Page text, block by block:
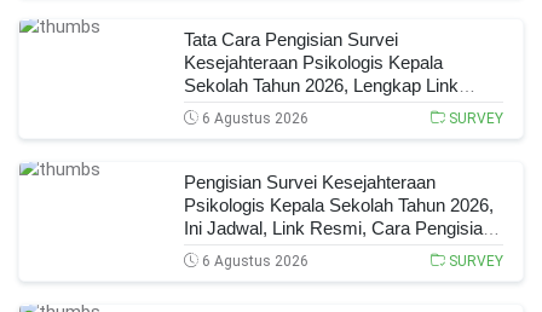
Tata Cara Pengisian Survei
Kesejahteraan Psikologis Kepala
Sekolah Tahun 2026, Lengkap Link
Resmi, Jadwal, Panduan, Dan Hal Yang
Wajib Diperhatikan!
6 Agustus 2026 SURVEY
Pengisian Survei Kesejahteraan
Psikologis Kepala Sekolah Tahun 2026,
Ini Jadwal, Link Resmi, Cara Pengisian,
Dan Ketentuan Lengkapnya!
6 Agustus 2026 SURVEY